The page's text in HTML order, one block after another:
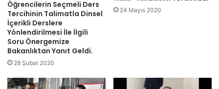
Öğrencilerin Seçmeli Ders
Tercihinin Talimatla Dinsel
İçerikli Derslere
Yönlendirilmesi İle İlgili
Soru Önergemize
Bakanlıktan Yanıt Geldi.
28 Şubat 2020
24 Mayıs 2020